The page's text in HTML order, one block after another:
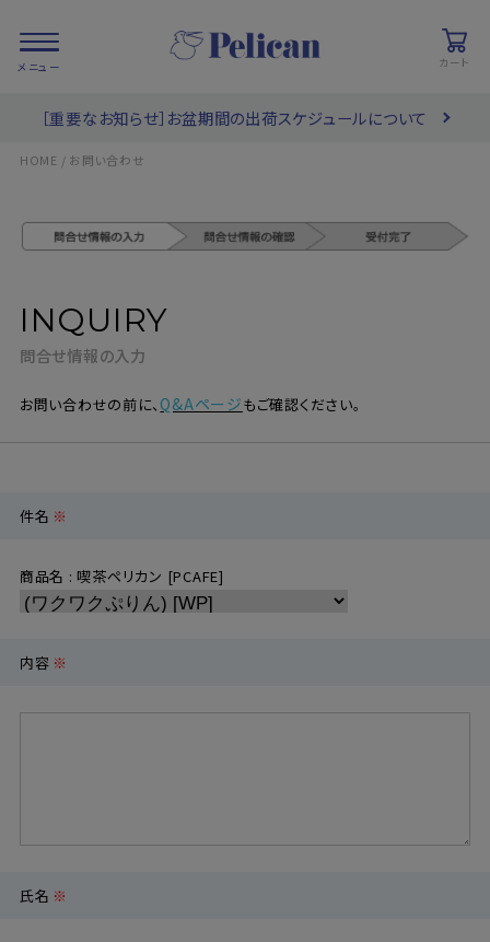
カート
検索
PRODUCTS/ 商品を探す
COLLECTIONS / ブランド一覧
会員登録でお得
NEWS一覧
［重要なお知らせ］お盆期間の出荷スケジュールについて
HOME お問い合わせ
INQUIRY
問合せ情報の入力
お問い合わせの前に、 Q&Aページもご確認ください。
件名 ※
商品名 : 喫茶ペリカン [PCAFE]
内容 ※
氏名 ※